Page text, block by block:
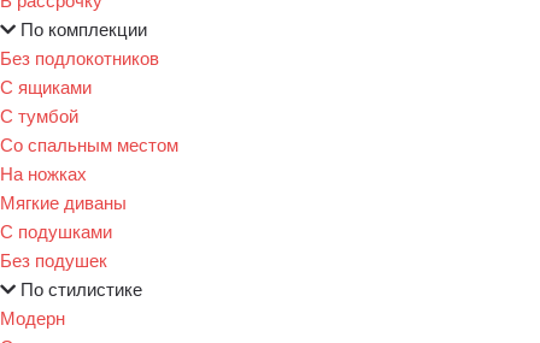
По комплекции
Без подлокотников
С ящиками
С тумбой
Со спальным местом
На ножках
Мягкие диваны
С подушками
Без подушек
По стилистике
Модерн